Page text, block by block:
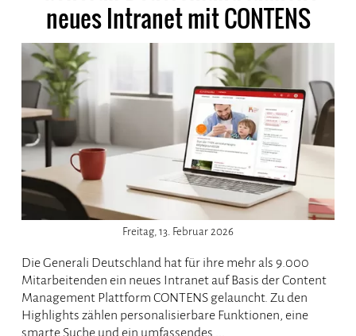
neues Intranet mit CONTENS
Freitag, 13. Februar 2026
Die Generali Deutschland hat für ihre mehr als 9.000
Mitarbeitenden ein neues Intranet auf Basis der Content
Management Plattform CONTENS gelauncht. Zu den
Highlights zählen personalisierbare Funktionen, eine
smarte Suche und ein umfassendes ...